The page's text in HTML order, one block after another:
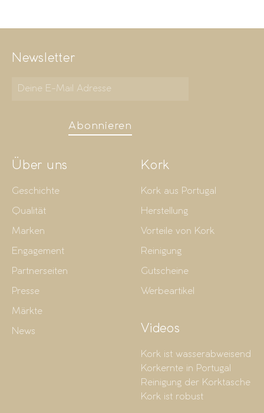
Newsletter
Abonnieren
Über uns
Geschichte
Qualität
Marken
Engagement
Partnerseiten
Presse
Märkte
News
Kork
Kork aus Portugal
Herstellung
Vorteile von Kork
Reinigung
Gutscheine
Werbeartikel
Videos
Kork ist wasserabweisend
Korkernte in Portugal
Reinigung der Korktasche
Kork ist robust